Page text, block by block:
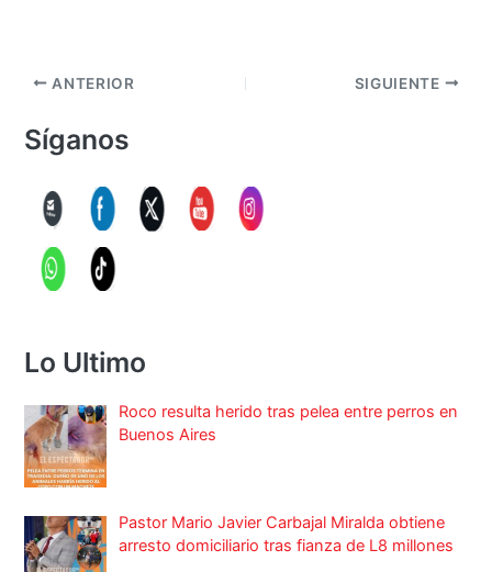
ANTERIOR SIGUIENTE
Síganos
Lo Ultimo
Roco resulta herido tras pelea entre perros en
Buenos Aires
Pastor Mario Javier Carbajal Miralda obtiene
arresto domiciliario tras fianza de L8 millones